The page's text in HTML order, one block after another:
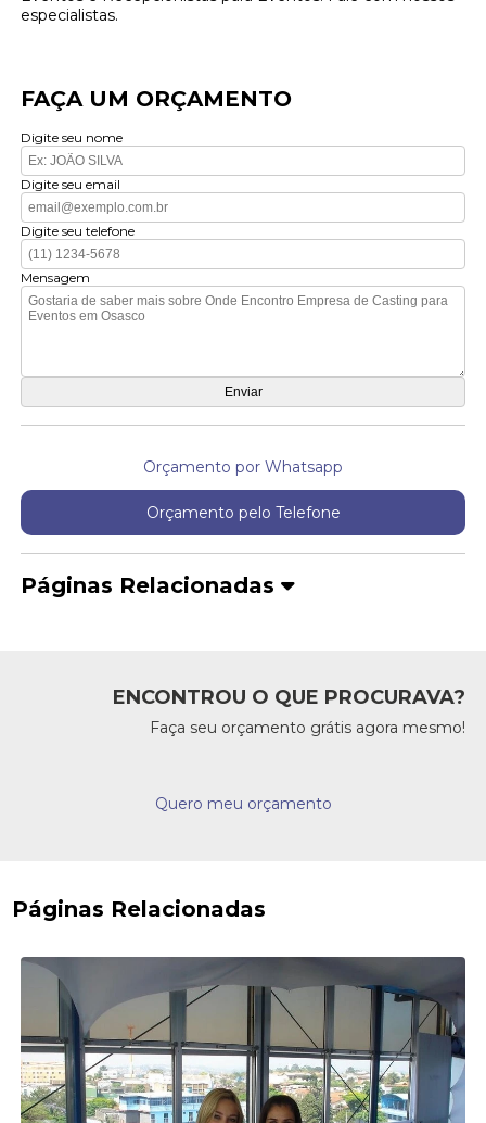
especialistas.
FAÇA UM ORÇAMENTO
Digite seu nome
Digite seu email
Digite seu telefone
Mensagem
Orçamento por Whatsapp
Orçamento pelo Telefone
Páginas Relacionadas
ENCONTROU O QUE PROCURAVA?
Faça seu orçamento grátis agora mesmo!
Quero meu orçamento
Páginas Relacionadas